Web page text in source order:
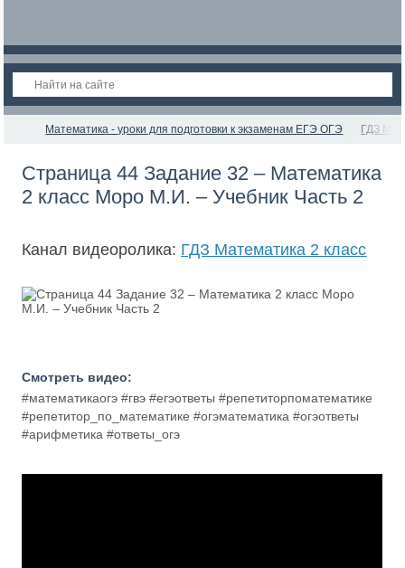
Математика - уроки для подготовки к экзаменам ЕГЭ ОГЭ ГДЗ
Страница 44 Задание 32 – Математика
2 класс Моро М.И. – Учебник Часть 2
Канал видеоролика: ГДЗ Математика 2 класс
Смотреть видео:
#математикаогэ #гвэ #егэответы #репетиторпоматематике
#репетитор_по_математике #огэматематика #огэответы
#арифметика #ответы_огэ